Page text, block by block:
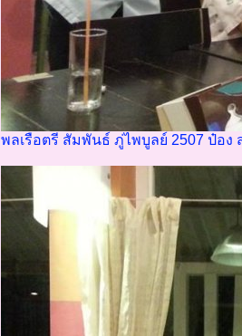
พลเรือตรี สัมพันธ์ ภู่ไพบูลย์ 2507 ป๋อง